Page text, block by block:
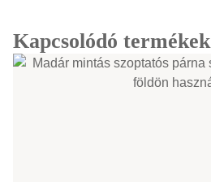
Kapcsolódó termékek